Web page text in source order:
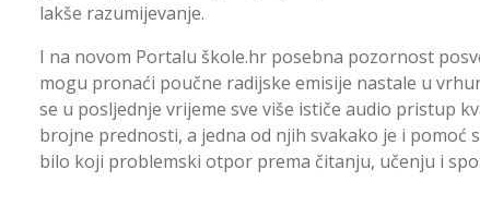
lakše razumijevanje.
I na novom Portalu škole.hr posebna pozornost
mogu pronaći poučne radijske emisije nastale u
se u posljednje vrijeme sve više ističe audio pristup
brojne prednosti, a jedna od njih svakako je i pomoć
bilo koji problemski otpor prema čitanju, učenju i